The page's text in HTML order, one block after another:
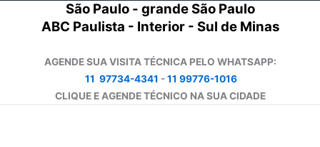
São Paulo - grande São Paulo
ABC Paulista - Interior - Sul de Minas
AGENDE SUA VISITA TÉCNICA PELO WHATSAPP:
11 97734-4341 -11 99776-1016
CLIQUE E AGENDE TÉCNICO NA SUA CIDADE